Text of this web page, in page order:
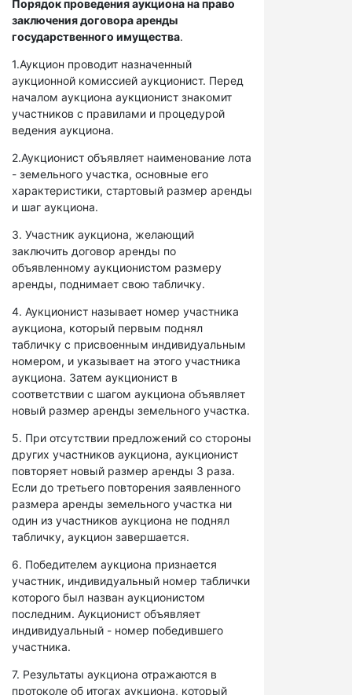
Порядок проведения аукциона на право
заключения договора аренды
государственного имущества.
1.Аукцион проводит назначенный
аукционной комиссией аукционист. Перед
началом аукциона аукционист знакомит
участников с правилами и процедурой
ведения аукциона.
2.Аукционист объявляет наименование лота
- земельного участка, основные его
характеристики, стартовый размер аренды
и шаг аукциона.
3. Участник аукциона, желающий
заключить договор аренды по
объявленному аукционистом размеру
аренды, поднимает свою табличку.
4. Аукционист называет номер участника
аукциона, который первым поднял
табличку с присвоенным индивидуальным
номером, и указывает на этого участника
аукциона. Затем аукционист в
соответствии с шагом аукциона объявляет
новый размер аренды земельного участка.
5. При отсутствии предложений со стороны
других участников аукциона, аукционист
повторяет новый размер аренды 3 раза.
Если до третьего повторения заявленного
размера аренды земельного участка ни
один из участников аукциона не поднял
табличку, аукцион завершается.
6. Победителем аукциона признается
участник, индивидуальный номер таблички
которого был назван аукционистом
последним. Аукционист объявляет
индивидуальный - номер победившего
участника.
7. Результаты аукциона отражаются в
протоколе об итогах аукциона, который